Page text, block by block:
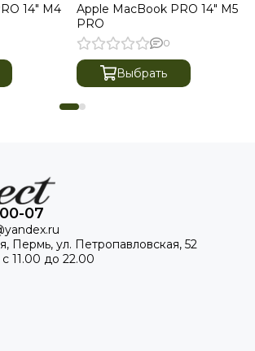
14" M4
Apple MacBook PRO 14" M5
PRO
0
Выбрать
07
Пермь, ул. Петропавловская, 52
11.00 до 22.00